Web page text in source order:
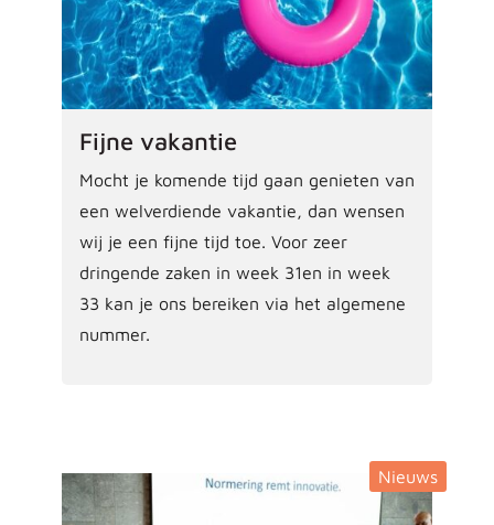
Fijne vakantie
Mocht je komende tijd gaan genieten van
een welverdiende vakantie, dan wensen
wij je een fijne tijd toe. Voor zeer
dringende zaken in week 31en in week
33 kan je ons bereiken via het algemene
nummer.
Nieuws